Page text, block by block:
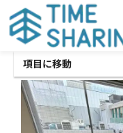
項目に移動